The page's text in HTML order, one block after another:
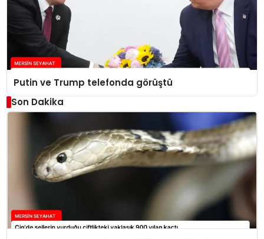
Putin ve Trump telefonda görüştü
Son Dakika